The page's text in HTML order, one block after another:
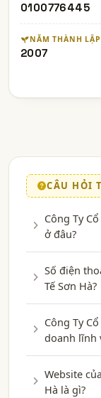
0100776445
NĂM THÀNH LẬP
2007
CÂU HỎI
Công Ty
ở đâu?
Số điện
Tế Sơn Hà?
Công Ty
doanh lĩnh
Website
Hà là gì?